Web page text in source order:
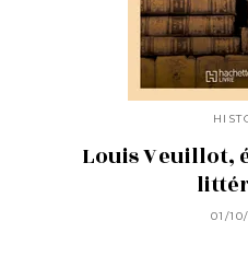
Louis Veuillot,
01/